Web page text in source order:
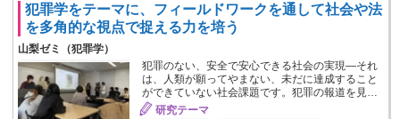
犯罪学をテーマに、フィールドワークを通して社会や法
を多角的な視点で捉える力を培う
山梨ゼミ（犯罪学）
犯罪のない、安全で安心できる社会の実現―それ
は、人類が願ってやまない、未だに達成すること
ができていない社会課題です。犯罪の報道を見…
研究テーマ